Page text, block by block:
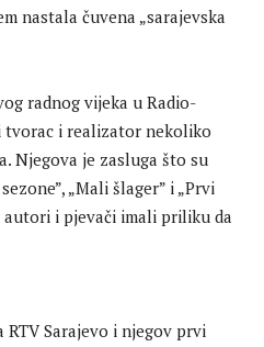
nastala čuvena „sarajevska
radnog vijeka u Radio-
tvorac i realizator nekoliko
Njegova je zasluga što su
„Mali šlager” i „Prvi
i pjevači imali priliku da
Sarajevo i njegov prvi